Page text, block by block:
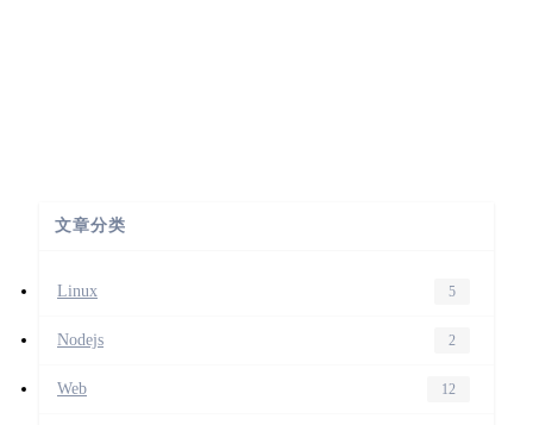
文章分类
Linux 5
Nodejs 2
Web 12